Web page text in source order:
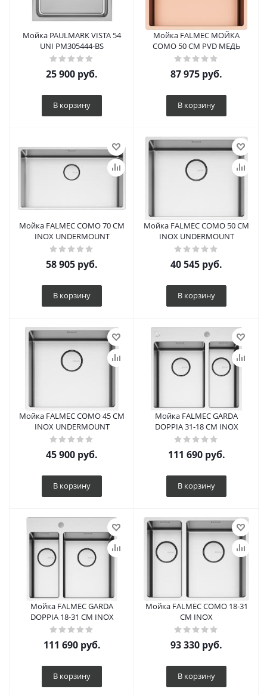
Мойка PAULMARK VISTA 54
UNI PM305444-BS
25 900 руб.
В корзину
Мойка FALMEC МОЙКА
COMO 50 CM PVD МЕДЬ
87 975 руб.
В корзину
Мойка FALMEC COMO 70 CM
INOX UNDERMOUNT
58 905 руб.
В корзину
Мойка FALMEC COMO 50 CM
INOX UNDERMOUNT
40 545 руб.
В корзину
Мойка FALMEC COMO 45 CM
INOX UNDERMOUNT
45 900 руб.
В корзину
Мойка FALMEC GARDA
DOPPIA 31-18 CM INOX
111 690руб.
В корзину
Мойка FALMEC GARDA
DOPPIA 18-31 CM INOX
111 690руб.
В корзину
Мойка FALMEC COMO 18-31
CM INOX
93 330 руб.
В корзину